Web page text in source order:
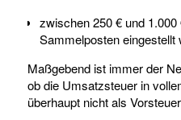
zwischen 250 € und
Sammelposten eingestellt
Maßgebend ist immer der
ob die Umsatzsteuer in
überhaupt nicht als